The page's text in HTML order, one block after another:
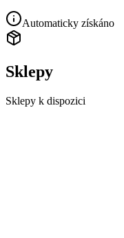
Automaticky získáno
Sklepy
Sklepy k dispozici